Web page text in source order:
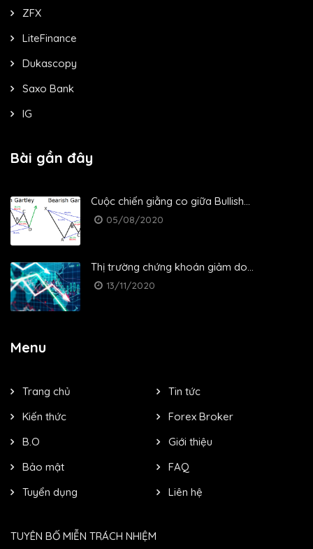
ZFX
LiteFinance
Dukascopy
Saxo Bank
IG
Bài gần đây
Cuộc chiến giằng co giữa Bullish...
05/08/2020
Thị trường chứng khoán giảm do...
13/11/2020
Menu
Trang chủ
Tin tức
Kiến thức
Forex Broker
B.O
Giới thiệu
Bảo mật
FAQ
Tuyển dụng
Liên hệ
TUYÊN BỐ MIỄN TRÁCH NHIỆM